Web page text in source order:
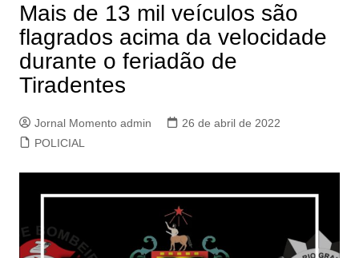
Mais de 13 mil veículos são
flagrados acima da velocidade
durante o feriadão de
Tiradentes
Jornal Momento admin
26 de abril de 2022
POLICIAL